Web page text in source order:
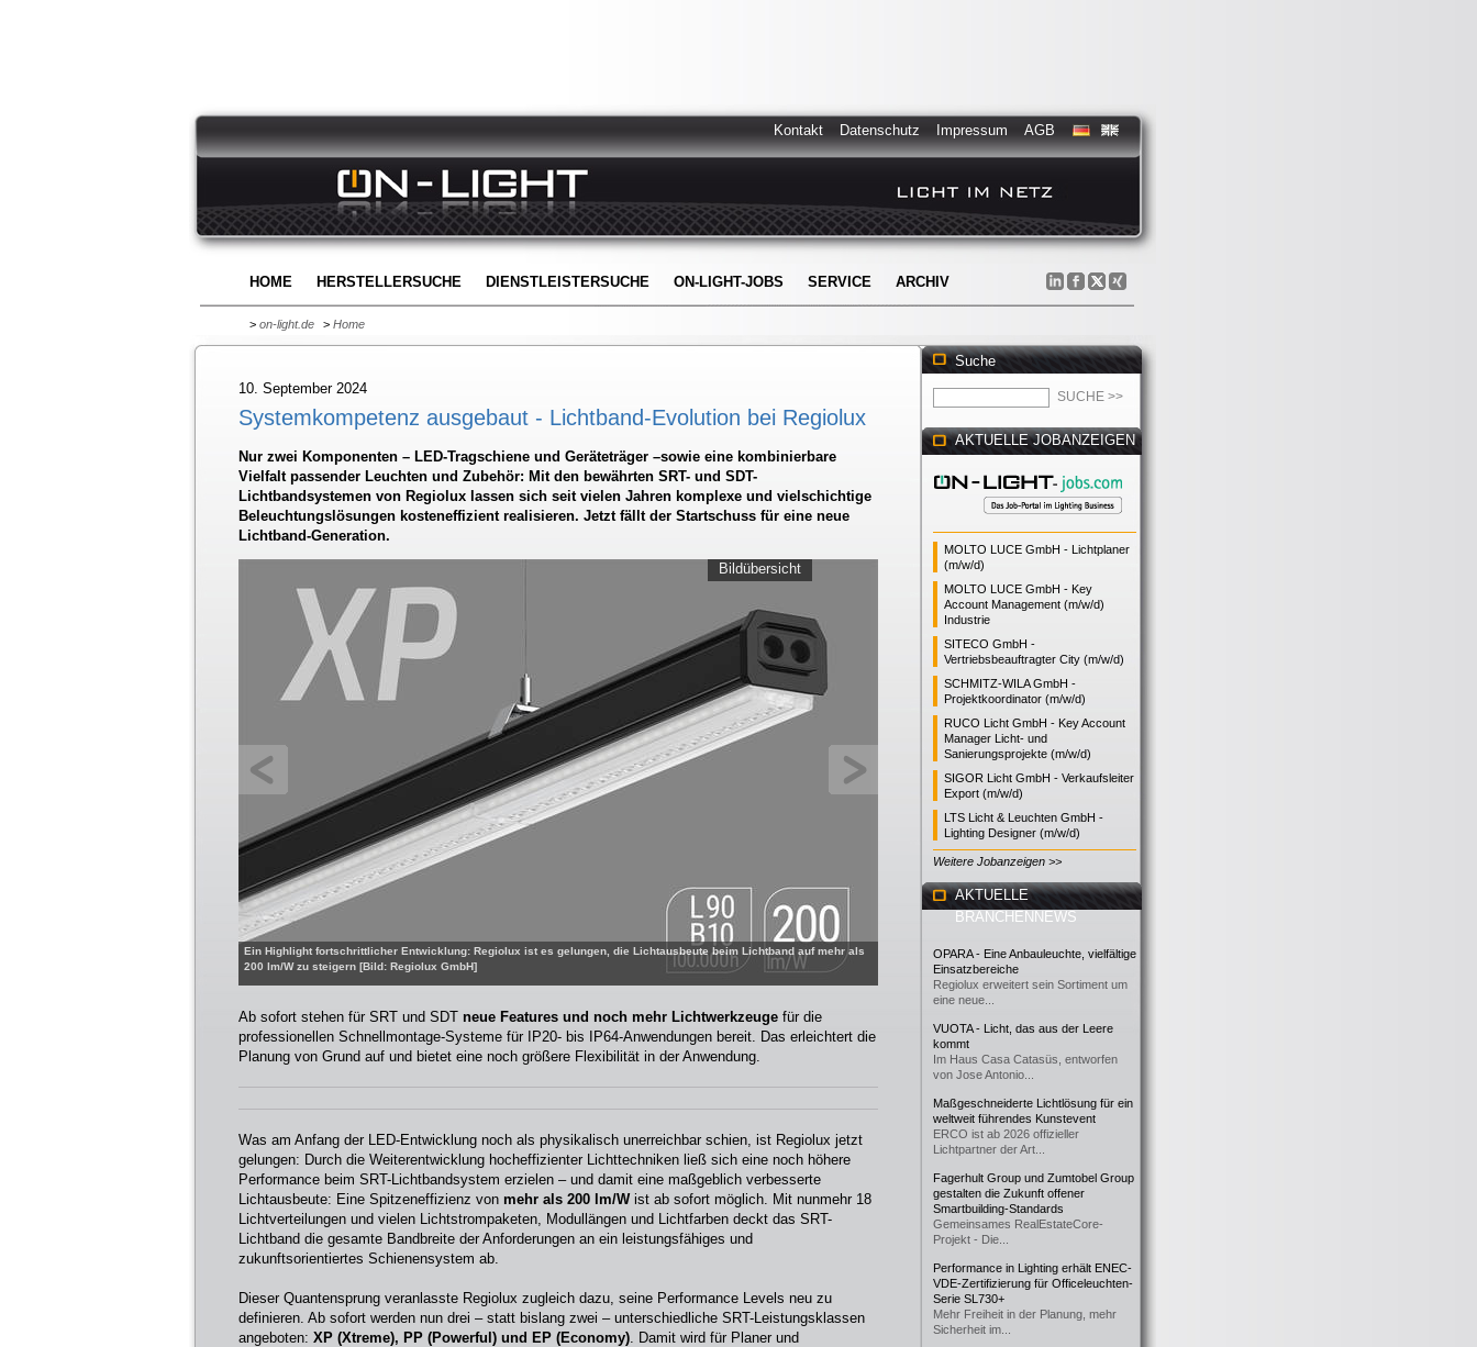
Kontakt Datenschutz Impressum AGB
HOME HERSTELLERSUCHE DIENSTLEISTERSUCHE ON-LIGHT-JOBS SERVICE ARCHIV
> on-light.de > Home
10. September 2024
Systemkompetenz ausgebaut - Lichtband-Evolution bei Regiolux
Nur zwei Komponenten – LED-Tragschiene und Geräteträger –sowie eine kombinierbare
Vielfalt passender Leuchten und Zubehör: Mit den bewährten SRT- und SDT-
Lichtbandsystemen von Regiolux lassen sich seit vielen Jahren komplexe und vielschichtige
Beleuchtungslösungen kosteneffizient realisieren. Jetzt fällt der Startschuss für eine neue
Lichtband-Generation.
Ein Highlight fortschrittlicher Entwicklung: Regiolux ist es gelungen, die Lichtausbeute beim Lichtband auf mehr als
200 lm/W zu steigern [Bild: Regiolux GmbH]
Bildübersicht
Ab sofort stehen für SRT und SDT neue Features und noch mehr Lichtwerkzeuge für die
professionellen Schnellmontage-Systeme für IP20- bis IP64-Anwendungen bereit. Das erleichtert die
Planung von Grund auf und bietet eine noch größere Flexibilität in der Anwendung.
Was am Anfang der LED-Entwicklung noch als physikalisch unerreichbar schien, ist Regiolux jetzt
gelungen: Durch die Weiterentwicklung hocheffizienter Lichttechniken ließ sich eine noch höhere
Performance beim SRT-Lichtbandsystem erzielen – und damit eine maßgeblich verbesserte
Lichtausbeute: Eine Spitzeneffizienz von mehr als 200 lm/W ist ab sofort möglich. Mit nunmehr 18
Lichtverteilungen und vielen Lichtstrompaketen, Modullängen und Lichtfarben deckt das SRT-
Lichtband die gesamte Bandbreite der Anforderungen an ein leistungsfähiges und
zukunftsorientiertes Schienensystem ab.
Dieser Quantensprung veranlasste Regiolux zugleich dazu, seine Performance Levels neu zu
definieren. Ab sofort werden nun drei – statt bislang zwei – unterschiedliche SRT-Leistungsklassen
angeboten: XP (Xtreme), PP (Powerful) und EP (Economy). Damit wird für Planer und
Suche
AKTUELLE JOBANZEIGEN
MOLTO LUCE GmbH - Lichtplaner
(m/w/d)
MOLTO LUCE GmbH - Key
Account Management (m/w/d)
Industrie
SITECO GmbH -
Vertriebsbeauftragter City (m/w/d)
SCHMITZ-WILA GmbH -
Projektkoordinator (m/w/d)
RUCO Licht GmbH - Key Account
Manager Licht- und
Sanierungsprojekte (m/w/d)
SIGOR Licht GmbH - Verkaufsleiter
Export (m/w/d)
LTS Licht & Leuchten GmbH -
Lighting Designer (m/w/d)
Weitere Jobanzeigen >>
AKTUELLE
BRANCHENNEWS
OPARA - Eine Anbauleuchte, vielfältige
Einsatzbereiche
Regiolux erweitert sein Sortiment um
eine neue...
VUOTA - Licht, das aus der Leere
kommt
Im Haus Casa Catasüs, entworfen
von Jose Antonio...
Maßgeschneiderte Lichtlösung für ein
weltweit führendes Kunstevent
ERCO ist ab 2026 offizieller
Lichtpartner der Art...
Fagerhult Group und Zumtobel Group
gestalten die Zukunft offener
Smartbuilding-Standards
Gemeinsames RealEstateCore-
Projekt - Die...
Performance in Lighting erhält ENEC-
VDE-Zertifizierung für Officeleuchten-
Serie SL730+
Mehr Freiheit in der Planung, mehr
Sicherheit im...